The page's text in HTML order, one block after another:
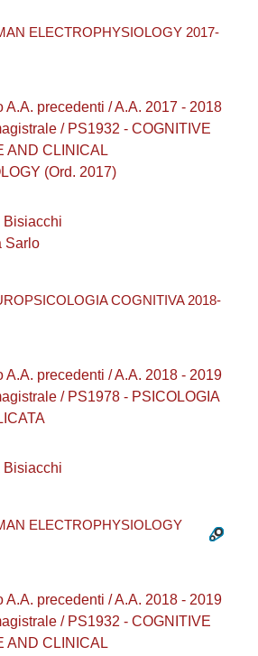
ELECTROPHYSIOLOGY 2017-
A.A. precedenti / A.A. 2017 - 2018
/ PS1932 - COGNITIVE
AND CLINICAL
(Ord. 2017)
Bisiacchi
Sarlo
COGNITIVA 2018-
A.A. precedenti / A.A. 2018 - 2019
/ PS1978 - PSICOLOGIA
Bisiacchi
ELECTROPHYSIOLOGY
A.A. precedenti / A.A. 2018 - 2019
/ PS1932 - COGNITIVE
AND CLINICAL